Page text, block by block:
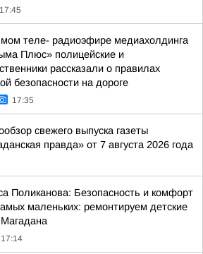
17:45
теле- радиоэфире медиахолдинга
Плюс» полицейские и
рассказали о правилах
безопасности на дороге
17:35
свежего выпуска газеты
правда» от 7 августа 2026 года
Поликанова: Безопасность и комфорт
маленьких: ремонтируем детские
17:14